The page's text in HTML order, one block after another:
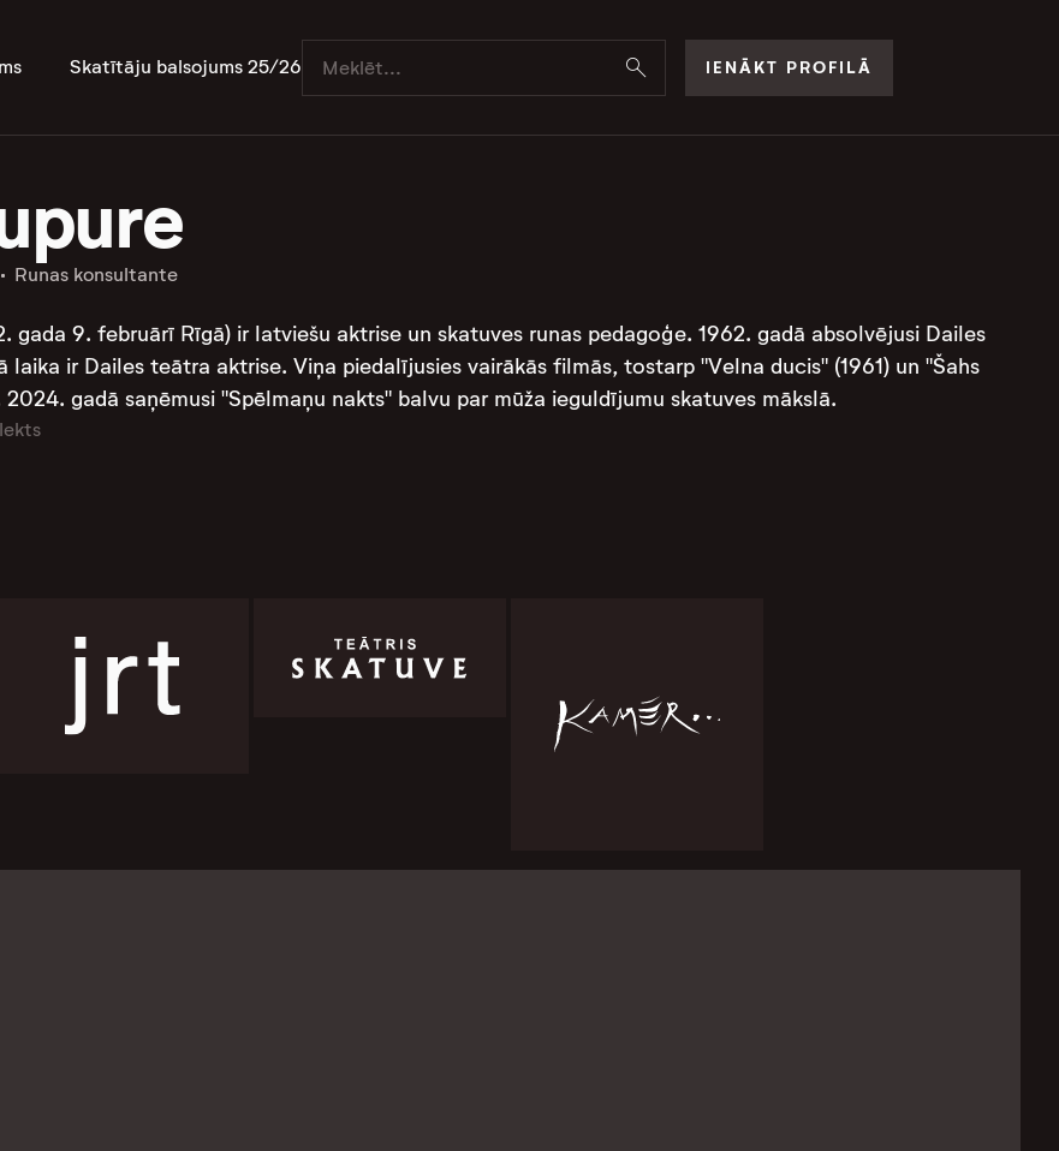
Skatītāju balsojums 25/26 IENĀKT PROFILĀ
Runas konsultante
gada 9. februārī Rīgā) ir latviešu aktrise un skatuves runas pedagoģe. 1962. gadā absolvējusi Dailes
ir Dailes teātra aktrise. Viņa piedalījusies vairākās filmās, tostarp "Velna ducis" (1961) un "Šahs
gadā saņēmusi "Spēlmaņu nakts" balvu par mūža ieguldījumu skatuves mākslā.